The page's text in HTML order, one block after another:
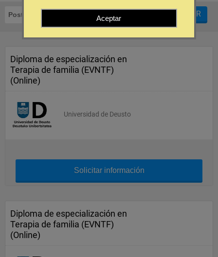
Postgrados Terapia Familiar FILTRAR
Diploma de especialización en
Terapia de familia (EVNTF)
(Online)
Universidad de Deusto
Solicitar información
Diploma de especialización en
Terapia de familia (EVNTF)
(Online)
Aceptar